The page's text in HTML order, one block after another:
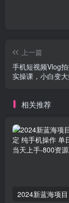
上一篇
手机短视频Vlog
实操课，小白变
相关推荐